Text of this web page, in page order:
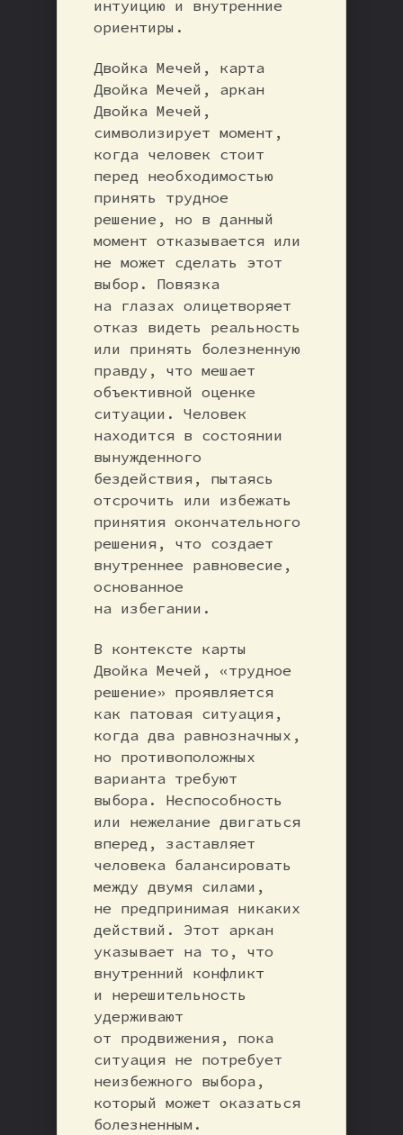
интуицию и внутренние
ориентиры.
Двойка Мечей, карта
Двойка Мечей, аркан
Двойка Мечей,
символизирует момент,
когда человек стоит
перед необходимостью
принять трудное
решение, но в данный
момент отказывается или
не может сделать этот
выбор. Повязка
на глазах олицетворяет
отказ видеть реальность
или принять болезненную
правду, что мешает
объективной оценке
ситуации. Человек
находится в состоянии
вынужденного
бездействия, пытаясь
отсрочить или избежать
принятия окончательного
решения, что создает
внутреннее равновесие,
основанное
на избегании.
В контексте карты
Двойка Мечей, «трудное
решение» проявляется
как патовая ситуация,
когда два равнозначных,
но противоположных
варианта требуют
выбора. Неспособность
или нежелание двигаться
вперед, заставляет
человека балансировать
между двумя силами,
не предпринимая никаких
действий. Этот аркан
указывает на то, что
внутренний конфликт
и нерешительность
удерживают
от продвижения, пока
ситуация не потребует
неизбежного выбора,
который может оказаться
болезненным.